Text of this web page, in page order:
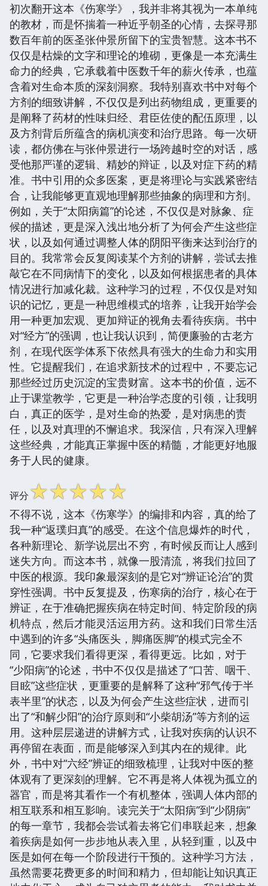
初次翻开这本《伤寒学》，我并非将其视为一本单纯
的教材，而是怀揣着一种近乎朝圣的心情，去探寻那
数百年前的医圣张仲景所留下的宝贵智慧。这本书不
仅仅是枯燥的文字和理论的堆砌，更像是一本充满生
命力的经典，它承载着中医数千年的薪火传承，也蕴
含着对生命本质的深刻洞察。我特别喜欢书中对每个
方剂的细致讲解，不仅仅是列出药物组成，更重要的
是阐释了药材的性味归经、君臣佐使的配伍原理，以
及方剂背后所蕴含的病机演变和治疗思路。每一次研
读，都仿佛在与张仲景进行一场跨越时空的对话，感
受他那严谨的逻辑、精妙的辩证，以及对症下药的精
准。书中引用的众多医案，更是将理论与实践紧密结
合，让我能够更直观地理解那些抽象的病理和方剂。
例如，关于“太阳病篇”的论述，不仅仅是对脉象、症
候的描述，更是深入浅出地分析了为何会产生这些症
状，以及如何通过调整人体的阴阳平衡来达到治疗的
目的。我常常会反复阅读某个方剂的讲解，尝试去推
敲它在不同病情下的变化，以及如何根据患者的具体
情况进行加减化裁。这种学习的过程，不仅仅是对知
识的记忆，更是一种思维模式的培养，让我开始学会
用一种更加宏观、更加辩证的视角去看待疾病。书中
对“经方”的强调，也让我认识到，简便廉验的古老方
剂，在现代医学体系下依然具有强大的生命力和实用
性。它提醒我们，在追求新技术的过程中，不要忘记
那些经过历史沉淀的宝贵财富。这本书的价值，远不
止于课堂教学，它更是一种治学态度的引领，让我明
白，真正的医学，是对生命的热爱，是对病患的责
任，以及对真理的不懈追求。我深信，只有深入理解
这些经典，才能真正掌握中医的精髓，才能更好地服
务于人民的健康。
评分☆☆☆☆☆
不得不说，这本《伤寒学》的编排和内容，真的给了
我一种“返璞归真”的感受。在这个信息爆炸的时代，
各种新理论、新学说层出不穷，有时候反而让人感到
迷失方向。而这本书，就像一股清流，将我们拉回了
中医的根源。我印象最深刻的是它对“辨证论治”的贯
穿性强调。书中反复提及，伤寒病的治疗，核心在于
辨证，在于准确把握疾病在特定时间、特定阶段的病
机特点，然后才能灵活运用方药。这和我们日常生活
中遇到的许多“头痛医头，脚痛医脚”的模式完全不
同，它要求我们看得更深，看得更远。比如，对于
“少阳病”的论述，书中不仅仅是描述了“口苦、咽干、
目眩”这些症状，更重要的是解释了这种“邪气传于半
表半里”的状态，以及为何会产生这些症状，进而引
出了“和解少阳”的治疗原则和“小柴胡汤”等方剂的运
用。这种层层递进的讲解方式，让我对疾病的认识不
再停留在表面，而是能够深入到其内在的规律。此
外，书中对“六经”辨证的细致梳理，让我对中医的整
体观有了更深刻的理解。它不再是将人体视为孤立的
器官，而是将其看作一个有机整体，强调人体内部的
相互联系和相互影响。读完关于“太阳病”到“少阴病”
的每一章节，我都会尝试着去将它们串联起来，想象
着疾病是如何一步步地从表入里，从轻到重，以及中
医是如何在每一个阶段进行干预的。这种学习方法，
虽然需要花费更多的时间和精力，但却能让知识真正